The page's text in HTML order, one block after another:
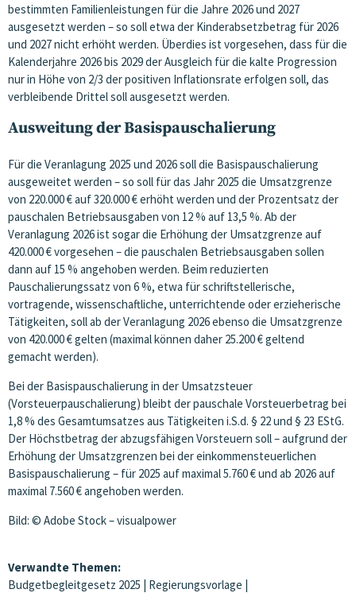
bestimmten Familienleistungen für die Jahre 2026 und 2027
ausgesetzt werden – so soll etwa der Kinderabsetzbetrag für 2026
und 2027 nicht erhöht werden. Überdies ist vorgesehen, dass für die
Kalenderjahre 2026 bis 2029 der Ausgleich für die kalte Progression
nur in Höhe von 2/3 der positiven Inflationsrate erfolgen soll, das
verbleibende Drittel soll ausgesetzt werden.
Ausweitung der Basispauschalierung
Für die Veranlagung 2025 und 2026 soll die Basispauschalierung
ausgeweitet werden – so soll für das Jahr 2025 die Umsatzgrenze
von 220.000 € auf 320.000 € erhöht werden und der Prozentsatz der
pauschalen Betriebsausgaben von 12 % auf 13,5 %. Ab der
Veranlagung 2026 ist sogar die Erhöhung der Umsatzgrenze auf
420.000 € vorgesehen – die pauschalen Betriebsausgaben sollen
dann auf 15 % angehoben werden. Beim reduzierten
Pauschalierungssatz von 6 %, etwa für schriftstellerische,
vortragende, wissenschaftliche, unterrichtende oder erzieherische
Tätigkeiten, soll ab der Veranlagung 2026 ebenso die Umsatzgrenze
von 420.000 € gelten (maximal können daher 25.200 € geltend
gemacht werden).
Bei der Basispauschalierung in der Umsatzsteuer
(Vorsteuerpauschalierung) bleibt der pauschale Vorsteuerbetrag bei
1,8 % des Gesamtumsatzes aus Tätigkeiten i.S.d. § 22 und § 23 EStG.
Der Höchstbetrag der abzugsfähigen Vorsteuern soll – aufgrund der
Erhöhung der Umsatzgrenzen bei der einkommensteuerlichen
Basispauschalierung – für 2025 auf maximal 5.760 € und ab 2026 auf
maximal 7.560 € angehoben werden.
Bild: © Adobe Stock – visualpower
Verwandte Themen:
Budgetbegleitgesetz 2025 | Regierungsvorlage |